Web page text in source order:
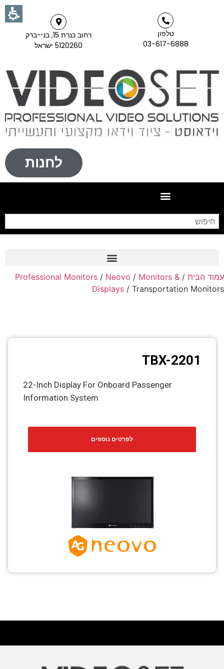
טלפון
03-617-6888
רחוב כנרת 15, בני-ברק
5120260 ישראל
לחנות
Frame Grabber
PTZ Confrence Camera
C-Mount Lenss
Professional Video Equipment
AV over IP
Photo Printers
עמוד הבית /
Professional Monitors / Neovo / Monitors &
Displays / Transportation Monitors
TBX-2201
22-Inch Display For Onboard Passenger
Information System
לפרטים נוספים